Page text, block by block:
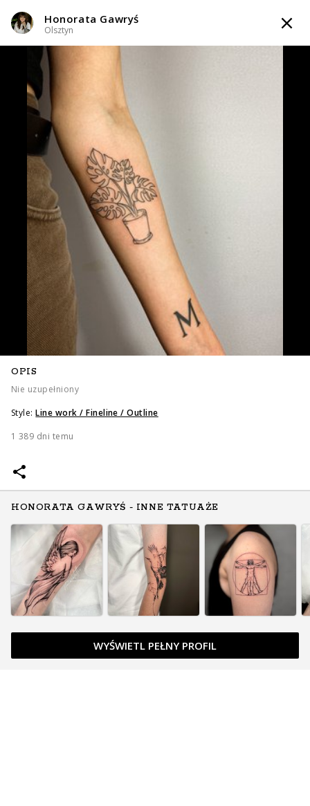
TATTOOARTIST
Honorata Gawryś
Styl tatuażu
Black & Grey / Dotwork / Geometryczny / Ornamenty /
Graficzny / Sketch / Kaligrafia / Lettering / Line work / Fineline /
Outline
WIADOMOŚĆ
TATUAŻE WZORY TATTOO LIFE
Honorata Gawryś
Olsztyn
OPIS
Nie uzupełniony
Style: Line work / Fineline / Outline
1 389 dni temu
HONORATA GAWRYŚ - INNE TATUAŻE
WYŚWIETL PEŁNY PROFIL